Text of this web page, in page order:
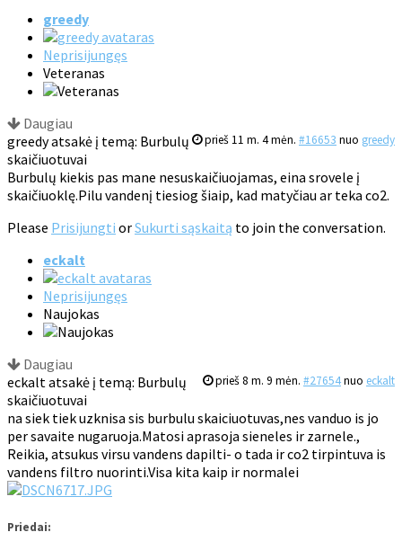
greedy
Neprisijungęs
Veteranas
Daugiau
prieš 11 m. 4 mėn. #16653 nuo greedy
greedy atsakė į temą: Burbulų
skaičiuotuvai
Burbulų kiekis pas mane nesuskaičiuojamas, eina srovele į
skaičiuoklę.Pilu vandenį tiesiog šiaip, kad matyčiau ar teka co2.
Please Prisijungti orSukurti sąskaitą to join the conversation.
eckalt
Neprisijungęs
Naujokas
Daugiau
prieš 8 m. 9 mėn. #27654nuo eckalt
eckalt atsakė į temą: Burbulų
skaičiuotuvai
na siek tiek uzknisa sis burbulu skaiciuotuvas,nes vanduo is jo
per savaite nugaruoja.Matosi aprasoja sieneles ir zarnele.,
Reikia, atsukus virsu vandens dapilti- o tada ir co2 tirpintuva is
vandens filtro nuorinti.Visa kita kaip ir normalei
Priedai: